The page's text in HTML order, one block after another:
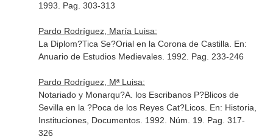
1993. Pag. 303-313
Pardo Rodríguez, María Luisa:
La Diplom?Tica Se?Orial en la Corona de Castilla. En:
Anuario de Estudios Medievales. 1992. Pag. 233-246
Pardo Rodríguez, Mª Luisa:
Notariado y Monarqu?A. los Escribanos P?Blicos de
Sevilla en la ?Poca de los Reyes Cat?Licos. En: Historia,
Instituciones, Documentos. 1992. Núm. 19. Pag. 317-
326